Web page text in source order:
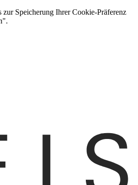
Speicherung Ihrer Cookie-Präferenz